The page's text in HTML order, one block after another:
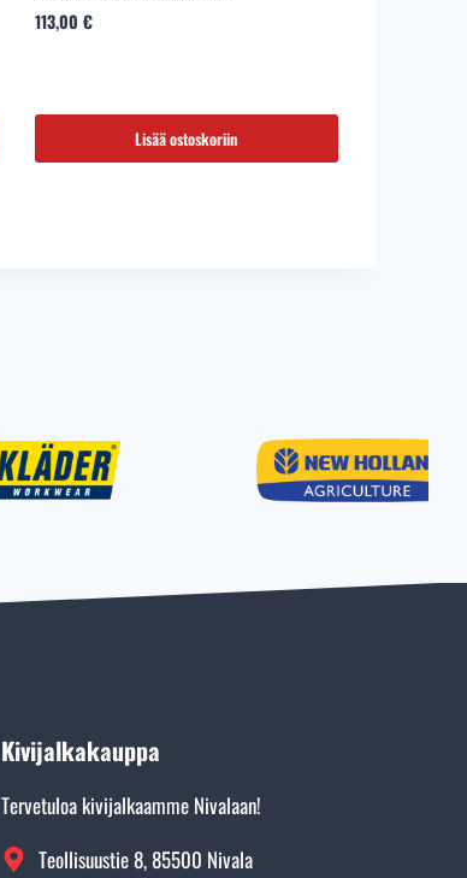
113,00 €
Lisää ostoskoriin
Kivijalkakauppa
Tervetuloa kivijalkaamme Nivalaan!
Teollisuustie 8, 85500 Nivala